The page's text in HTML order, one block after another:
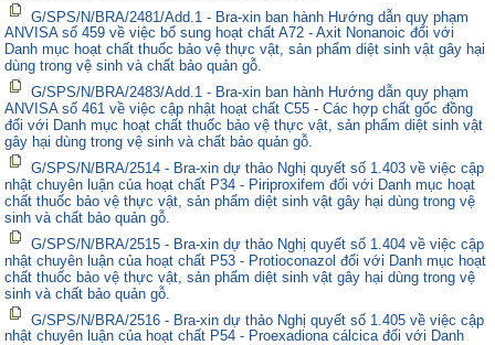
G/SPS/N/BRA/2481/Add.1 - Bra-xin ban hành Hướng dẫn quy phạm
ANVISA số 459 về việc bổ sung hoạt chất A72 - Axit Nonanoic đối với
Danh mục hoạt chất thuốc bảo vệ thực vật, sản phẩm diệt sinh vật gây hại
dùng trong vệ sinh và chất bảo quản gỗ.
G/SPS/N/BRA/2483/Add.1 - Bra-xin ban hành Hướng dẫn quy phạm
ANVISA số 461 về việc cập nhật hoạt chất C55 - Các hợp chất gốc đồng
đối với Danh mục hoạt chất thuốc bảo vệ thực vật, sản phẩm diệt sinh vật
gây hại dùng trong vệ sinh và chất bảo quản gỗ.
G/SPS/N/BRA/2514 - Bra-xin dự thảo Nghị quyết số 1.403 về việc cập
nhật chuyên luận của hoạt chất P34 - Piriproxifem đối với Danh mục hoạt
chất thuốc bảo vệ thực vật, sản phẩm diệt sinh vật gây hại dùng trong vệ
sinh và chất bảo quản gỗ.
G/SPS/N/BRA/2515 - Bra-xin dự thảo Nghị quyết số 1.404 về việc cập
nhật chuyên luận của hoạt chất P53 - Protioconazol đối với Danh mục hoạt
chất thuốc bảo vệ thực vật, sản phẩm diệt sinh vật gây hại dùng trong vệ
sinh và chất bảo quản gỗ.
G/SPS/N/BRA/2516 - Bra-xin dự thảo Nghị quyết số 1.405 về việc cập
nhật chuyên luận của hoạt chất P54 - Proexadiona cálcica đối với Danh